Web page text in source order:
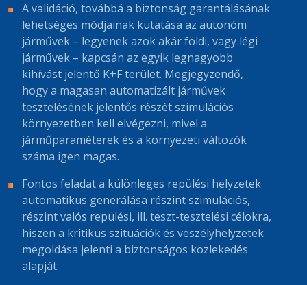
A validáció, továbbá a biztonság garantálásának
lehetséges módjainak kutatása az autonóm
járművek – legyenek azok akár földi, vagy légi
járművek – kapcsán az egyik legnagyobb
kihívást jelentő K+F terület. Megjegyzendő,
hogy a magasan automatizált járművek
tesztelésének jelentős részét szimulációs
környezetben kell elvégezni, mivel a
járműparaméterek és a környezeti változók
száma igen magas.
Fontos feladat a különleges repülési helyzetek
automatikus generálása részint szimulációs,
részint valós repülési, ill. teszt-tesztelési célokra,
hiszen a kritikus szituációk és veszélyhelyzetek
megoldása jelenti a biztonságos közlekedés
alapját.